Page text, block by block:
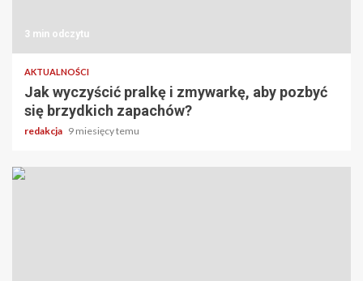
3 min odczytu
AKTUALNOŚCI
Jak wyczyścić pralkę i zmywarkę, aby pozbyć
się brzydkich zapachów?
redakcja 9 miesięcy temu